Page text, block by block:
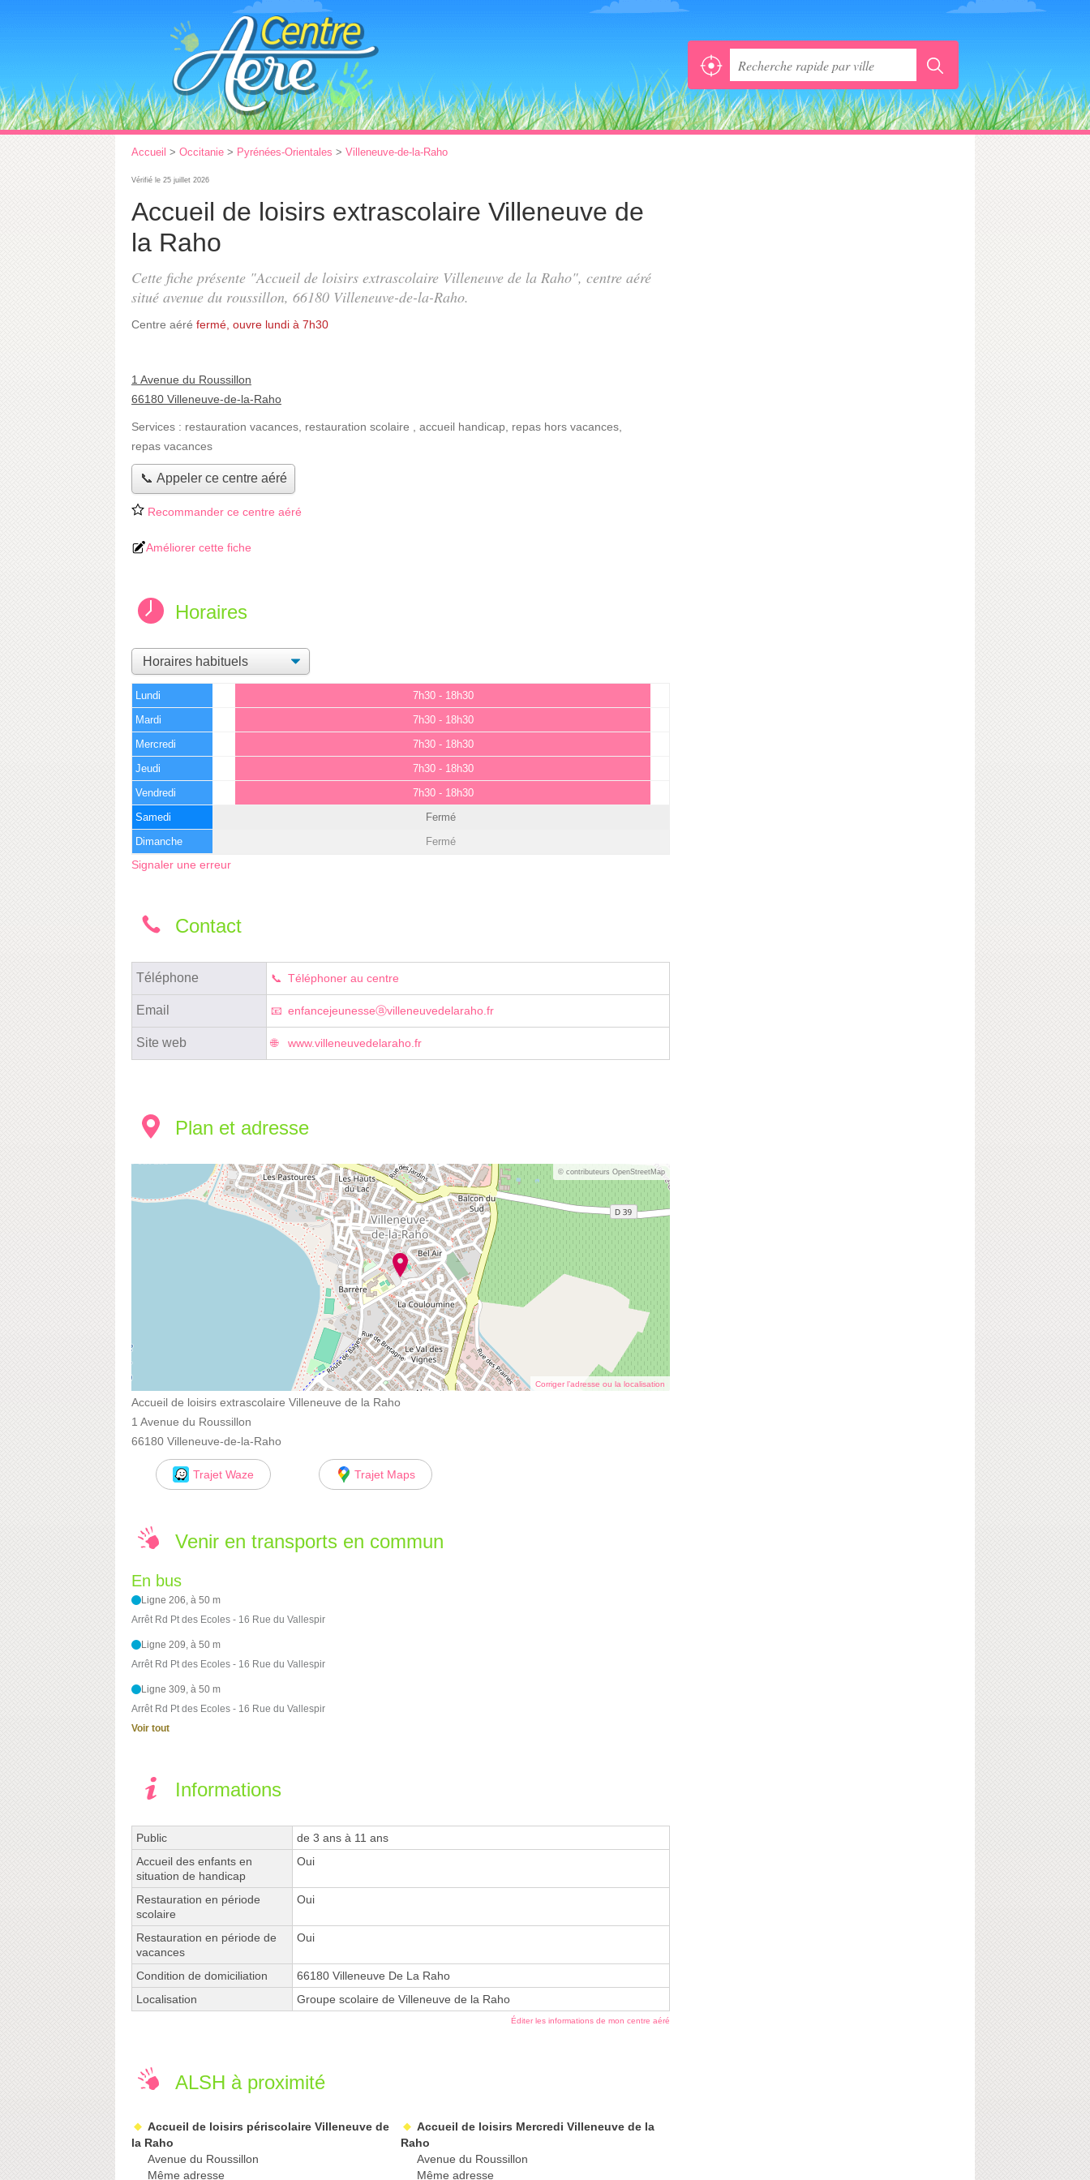
Accueil > Occitanie > Pyrénées-Orientales > Villeneuve-de-la-Raho
Vérifié le 25 juillet 2026
Accueil de loisirs extrascolaire Villeneuve de
la Raho
Cette fiche présente "Accueil de loisirs extrascolaire Villeneuve de la Raho", centre aéré
situé avenue du roussillon, 66180 Villeneuve-de-la-Raho.
Centre aéré fermé, ouvre lundi à 7h30
1 Avenue du Roussillon
66180 Villeneuve-de-la-Raho
Services : restauration vacances restauration scolaire accueil handicap repas hors vacances
repas vacances
📞 Appeler ce centre aéré
Recommander ce centre aéré
Améliorer cette fiche
Horaires
Lundi 7h30 - 18h30
Mardi 7h30 - 18h30
Mercredi 7h30 - 18h30
Jeudi 7h30 - 18h30
Vendredi 7h30 - 18h30
Samedi Fermé
Dimanche Fermé
Signaler une erreur
Contact
Téléphone Téléphoner au centre
Email enfancejeunesseⓐvilleneuvedelaraho.fr
Site web www.villeneuvedelaraho.fr
Plan et adresse
© contributeurs OpenStreetMap
Corriger l’adresse ou la localisation
Accueil de loisirs extrascolaire Villeneuve de la Raho
1 Avenue du Roussillon
66180 Villeneuve-de-la-Raho
Trajet Waze Trajet Maps
Venir en transports en commun
En bus
Ligne 206, à 50 m
Arrêt Rd Pt des Ecoles - 16 Rue du Vallespir
Ligne 209, à 50 m
Arrêt Rd Pt des Ecoles - 16 Rue du Vallespir
Ligne 309, à 50 m
Arrêt Rd Pt des Ecoles - 16 Rue du Vallespir
Voir tout
Informations
Public
de 3 ans à 11 ans
Accueil des enfants en
situation de handicap
Oui
Restauration en période
scolaire
Oui
Restauration en période de
vacances
Oui
Condition de domiciliation
66180 Villeneuve De La Raho
Localisation
Groupe scolaire de Villeneuve de la Raho
Éditer les informations de mon centre aéré
ALSH à proximité
Accueil de loisirs périscolaire Villeneuve de
la Raho
Avenue du Roussillon
Même adresse
Accueil de loisirs Mercredi Villeneuve de la
Raho
Avenue du Roussillon
Même adresse